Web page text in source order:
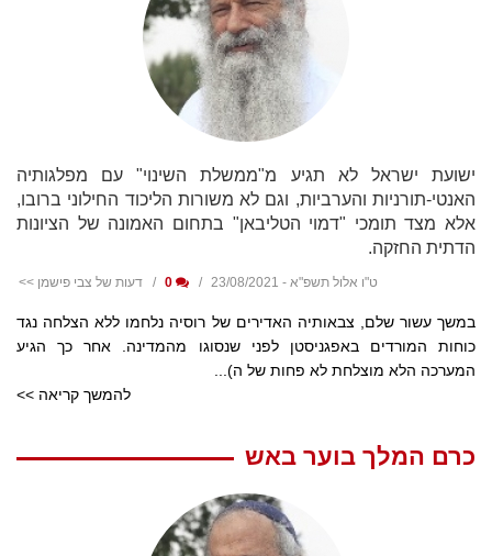
ישועת ישראל לא תגיע מ"ממשלת השינוי" עם מפלגותיה
האנטי-תורניות והערביות, וגם לא משורות הליכוד החילוני ברובו,
אלא מצד תומכי "דמוי הטליבאן" בתחום האמונה של הציונות
הדתית החזקה.
ט"ו אלול תשפ"א - 23/08/2021 דעות של צבי פישמן >>
במשך עשור שלם, צבאותיה האדירים של רוסיה נלחמו ללא הצלחה נגד
כוחות המורדים באפגניסטן לפני שנסוגו מהמדינה. אחר כך הגיע
המערכה הלא מוצלחת לא פחות של ה)...
להמשך קריאה >>
כרם המלך בוער באש